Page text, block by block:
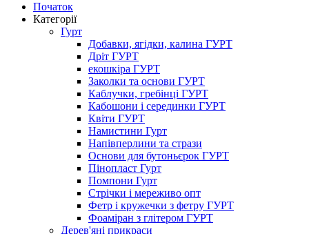
Початок
Категорії
Гурт
Добавки, ягідки, калина ГУРТ
Дріт ГУРТ
екошкіра ГУРТ
Заколки та основи ГУРТ
Каблучки, гребінці ГУРТ
Кабошони і серединки ГУРТ
Квіти ГУРТ
Намистини Гурт
Напівперлини та стрази
Основи для бутоньєрок ГУРТ
Пінопласт Гурт
Помпони Гурт
Стрічки і мереживо опт
Фетр і кружечки з фетру ГУРТ
Фоаміран з глітером ГУРТ
Дерев'яні прикраси